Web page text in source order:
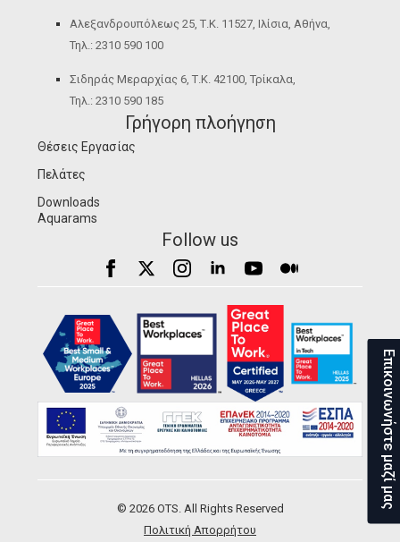
Αλεξανδρουπόλεως 25, Τ.Κ. 11527, Ιλίσια, Αθήνα,
Τηλ.: 2310 590 100
Σιδηράς Μεραρχίας 6, Τ.Κ. 42100, Τρίκαλα,
Τηλ.: 2310 590 185
Γρήγορη πλοήγηση
Θέσεις Εργασίας
Πελάτες
Downloads
Aquarams
Follow us
© 2026 OTS. All Rights Reserved
Πολιτική Απορρήτου
Επικοινωνήστε μαζί μας